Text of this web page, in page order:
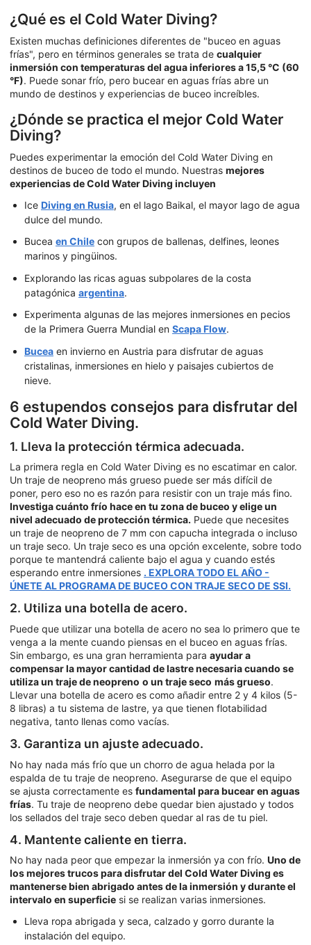
¿Qué es el Cold Water Diving?
Existen muchas definiciones diferentes de "buceo en aguas
frías", pero en términos generales se trata de cualquier
inmersión con temperaturas del agua inferiores a 15,5 °C (60
°F). Puede sonar frío, pero bucear en aguas frías abre un
mundo de destinos y experiencias de buceo increíbles.
¿Dónde se practica el mejor Cold Water
Diving?
Puedes experimentar la emoción del Cold Water Diving en
destinos de buceo de todo el mundo. Nuestras mejores
experiencias de Cold Water Diving incluyen
Ice Diving en Rusia, en el lago Baikal, el mayor lago de agua
dulce del mundo.
Bucea en Chile con grupos de ballenas, delfines, leones
marinos y pingüinos.
Explorando las ricas aguas subpolares de la costa
patagónica argentina.
Experimenta algunas de las mejores inmersiones en pecios
de la Primera Guerra Mundial en Scapa Flow.
Bucea en invierno en Austria para disfrutar de aguas
cristalinas, inmersiones en hielo y paisajes cubiertos de
nieve.
6 estupendos consejos para disfrutar del
Cold Water Diving.
1. Lleva la protección térmica adecuada.
La primera regla en Cold Water Diving es no escatimar en calor.
Un traje de neopreno más grueso puede ser más difícil de
poner, pero eso no es razón para resistir con un traje más fino.
Investiga cuánto frío hace en tu zona de buceo y elige un
nivel adecuado de protección térmica. Puede que necesites
un traje de neopreno de 7 mm con capucha integrada o incluso
un traje seco. Un traje seco es una opción excelente, sobre todo
porque te mantendrá caliente bajo el agua y cuando estés
esperando entre inmersiones . EXPLORA TODO EL AÑO -
ÚNETE AL PROGRAMA DE BUCEO CON TRAJE SECO DE SSI.
2. Utiliza una botella de acero.
Puede que utilizar una botella de acero no sea lo primero que te
venga a la mente cuando piensas en el buceo en aguas frías.
Sin embargo, es una gran herramienta para ayudar a
compensar la mayor cantidad de lastre necesaria cuando se
utiliza un traje de neopreno o un traje seco más grueso.
Llevar una botella de acero es como añadir entre 2 y 4 kilos (5-
8 libras) a tu sistema de lastre, ya que tienen flotabilidad
negativa, tanto llenas como vacías.
3. Garantiza un ajuste adecuado.
No hay nada más frío que un chorro de agua helada por la
espalda de tu traje de neopreno. Asegurarse de que el equipo
se ajusta correctamente es fundamental para bucear en aguas
frías. Tu traje de neopreno debe quedar bien ajustado y todos
los sellados del traje seco deben quedar al ras de tu piel.
4. Mantente caliente en tierra.
No hay nada peor que empezar la inmersión ya con frío. Uno de
los mejores trucos para disfrutar del Cold Water Diving es
mantenerse bien abrigado antes de la inmersión y durante el
intervalo en superficie si se realizan varias inmersiones.
Lleva ropa abrigada y seca, calzado y gorro durante la
instalación del equipo.